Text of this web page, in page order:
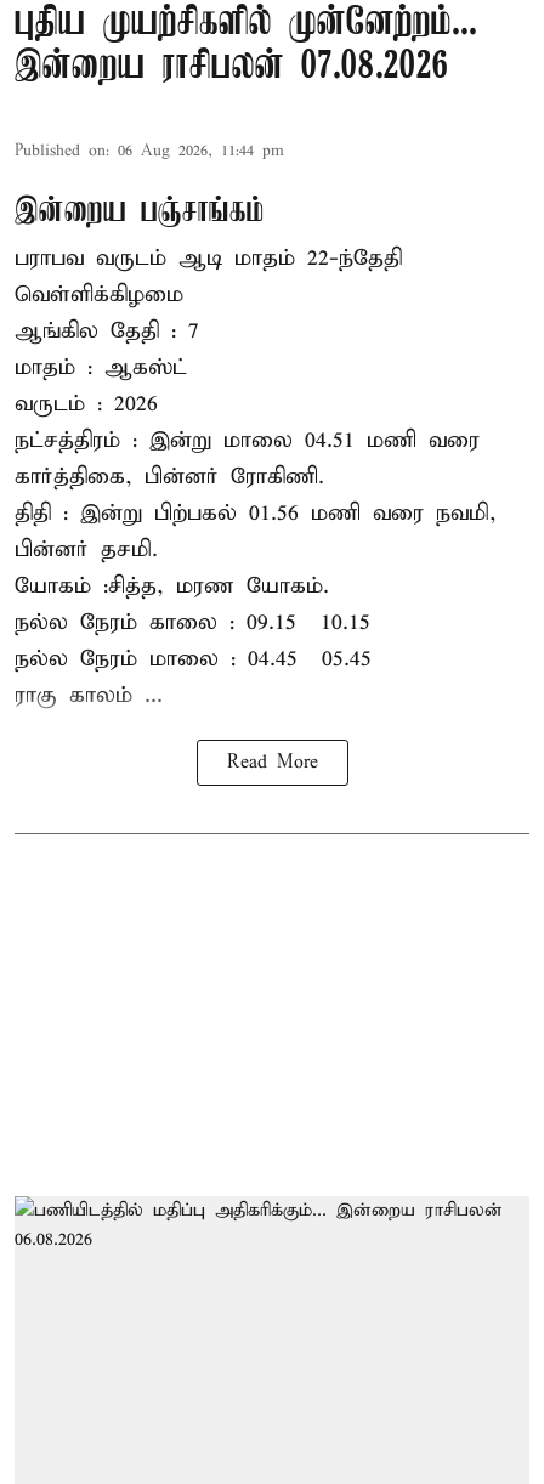
புதிய முயற்சிகளில் முன்னேற்றம்...
இன்றைய ராசிபலன் 07.08.2026
Published on: 06 Aug 2026, 11:44 pm
இன்றைய பஞ்சாங்கம்
பராபவ வருடம் ஆடி மாதம் 22-ந்தேதி
வெள்ளிக்கிழமை
ஆங்கில தேதி : 7
மாதம் : ஆகஸ்ட்
வருடம் : 2026
நட்சத்திரம் : இன்று மாலை 04.51 மணி வரை
கார்த்திகை, பின்னர் ரோகிணி.
திதி : இன்று பிற்பகல் 01.56 மணி வரை நவமி,
பின்னர் தசமி.
யோகம் :சித்த, மரண யோகம்.
நல்ல நேரம் காலை : 09.15 – 10.15
நல்ல நேரம் மாலை : 04.45 – 05.45
ராகு காலம் ...
Read More